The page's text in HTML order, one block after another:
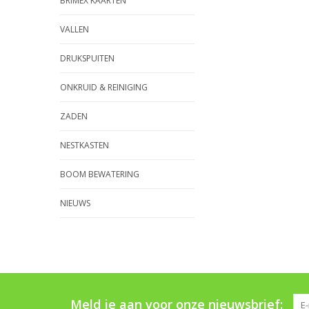
VALLEN
DRUKSPUITEN
ONKRUID & REINIGING
ZADEN
NESTKASTEN
BOOM BEWATERING
NIEUWS
Meld je aan voor onze nieuwsbrief: